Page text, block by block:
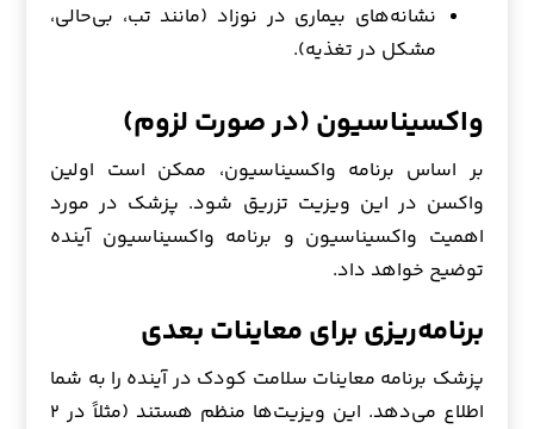
نشانه‌های بیماری در نوزاد (مانند تب، بی‌حالی،
مشکل در تغذیه).
واکسیناسیون (در صورت لزوم)
بر اساس برنامه واکسیناسیون، ممکن است اولین
واکسن در این ویزیت تزریق شود. پزشک در مورد
اهمیت واکسیناسیون و برنامه واکسیناسیون آینده
توضیح خواهد داد.
برنامه‌ریزی برای معاینات بعدی
پزشک برنامه معاینات سلامت کودک در آینده را به شما
اطلاع می‌دهد. این ویزیت‌ها منظم هستند (مثلاً در ۲